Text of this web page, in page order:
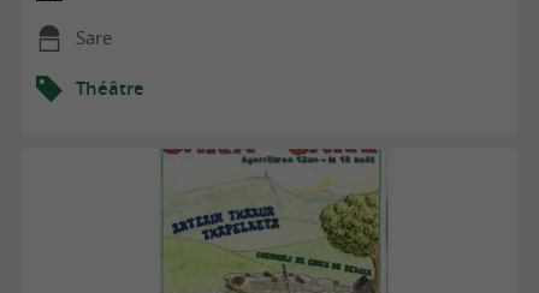
Sare
Théâtre